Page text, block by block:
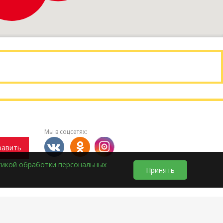
Мы в соцсетях:
обработки персональных
Принять